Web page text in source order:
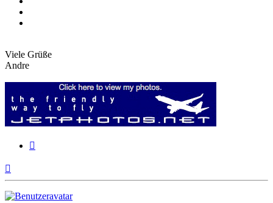
Viele Grüße
Andre
oben